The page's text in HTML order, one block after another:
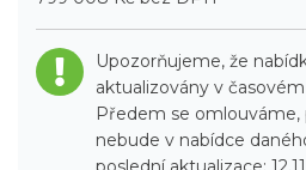
Upozorňujeme, že
aktualizovány v
Předem se
nebude v nabídce